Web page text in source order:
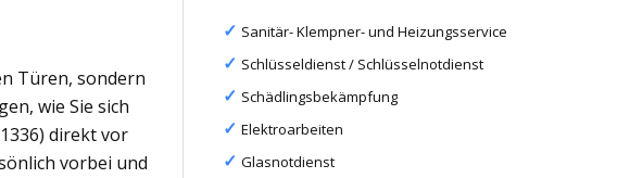
Sanitär- Klempner- und Heizungsservice
Schlüsseldienst / Schlüsselnotdienst
Schädlingsbekämpfung
Elektroarbeiten
Glasnotdienst
Türen, sondern
wie Sie sich
direkt vor
vorbei und